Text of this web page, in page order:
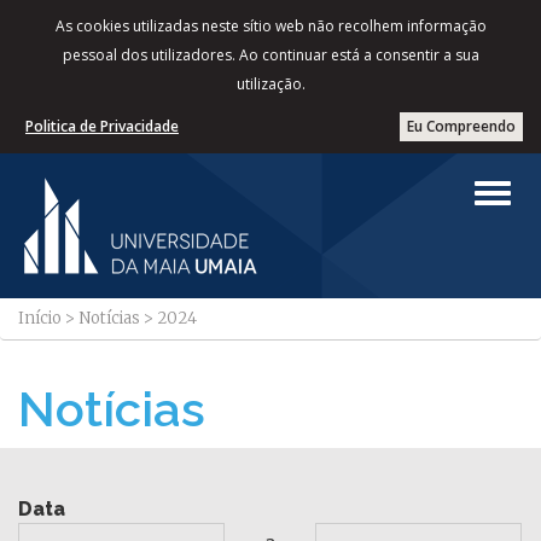
As cookies utilizadas neste sítio web não recolhem informação
pessoal dos utilizadores. Ao continuar está a consentir a sua
utilização.
Eu Compreendo
Politica de Privacidade
Início > Notícias > 2024
Notícias
Data